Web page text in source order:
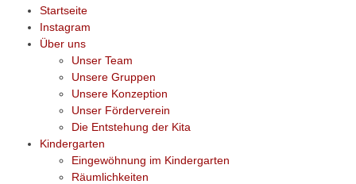
Startseite
Instagram
Über uns
Unser Team
Unsere Gruppen
Unsere Konzeption
Unser Förderverein
Die Entstehung der Kita
Kindergarten
Eingewöhnung im Kindergarten
Räumlichkeiten